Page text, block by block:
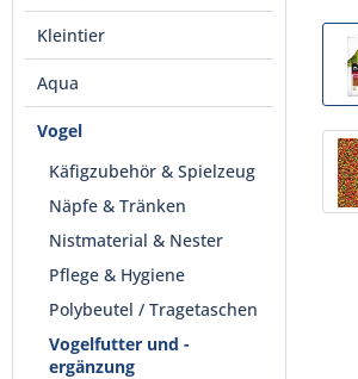
Kleintier
Aqua
Vogel
Käfigzubehör & Spielzeug
Näpfe & Tränken
Nistmaterial & Nester
Pflege & Hygiene
Polybeutel / Tragetaschen
Vogelfutter und -
ergänzung